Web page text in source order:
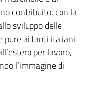
contribuito, con la
sviluppo delle
pure ai tanti italiani
per lavoro,
l’immagine di